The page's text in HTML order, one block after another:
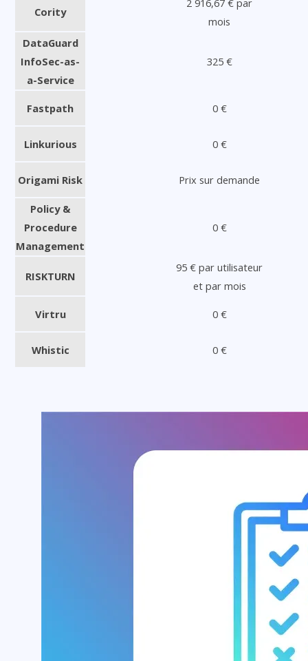
Cority
2 916,67 € par
mois
DataGuard
InfoSec-as-
a-Service
325 €
Fastpath 0 €
Linkurious 0 €
Origami Risk Prix sur demande
Policy &
Procedure
Management
0 €
RISKTURN
95 € par utilisateur
et par mois
Virtru 0 €
Whistic 0 €